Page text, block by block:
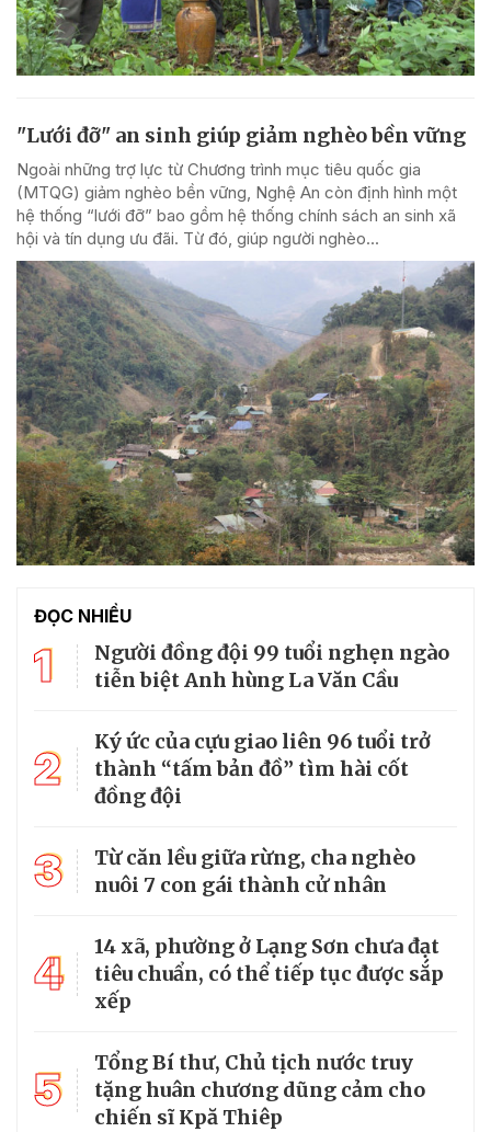
"Lưới đỡ" an sinh giúp giảm nghèo bền vững
Ngoài những trợ lực từ Chương trình mục tiêu quốc gia
(MTQG) giảm nghèo bền vững, Nghệ An còn định hình một
hệ thống “lưới đỡ” bao gồm hệ thống chính sách an sinh xã
hội và tín dụng ưu đãi. Từ đó, giúp người nghèo...
ĐỌC NHIỀU
1
Người đồng đội 99 tuổi nghẹn ngào
tiễn biệt Anh hùng La Văn Cầu
2
Ký ức của cựu giao liên 96 tuổi trở
thành “tấm bản đồ” tìm hài cốt
đồng đội
3
Từ căn lều giữa rừng, cha nghèo
nuôi 7 con gái thành cử nhân
4
14 xã, phường ở Lạng Sơn chưa đạt
tiêu chuẩn, có thể tiếp tục được sắp
xếp
5
Tổng Bí thư, Chủ tịch nước truy
tặng huân chương dũng cảm cho
chiến sĩ Kpă Thiêp